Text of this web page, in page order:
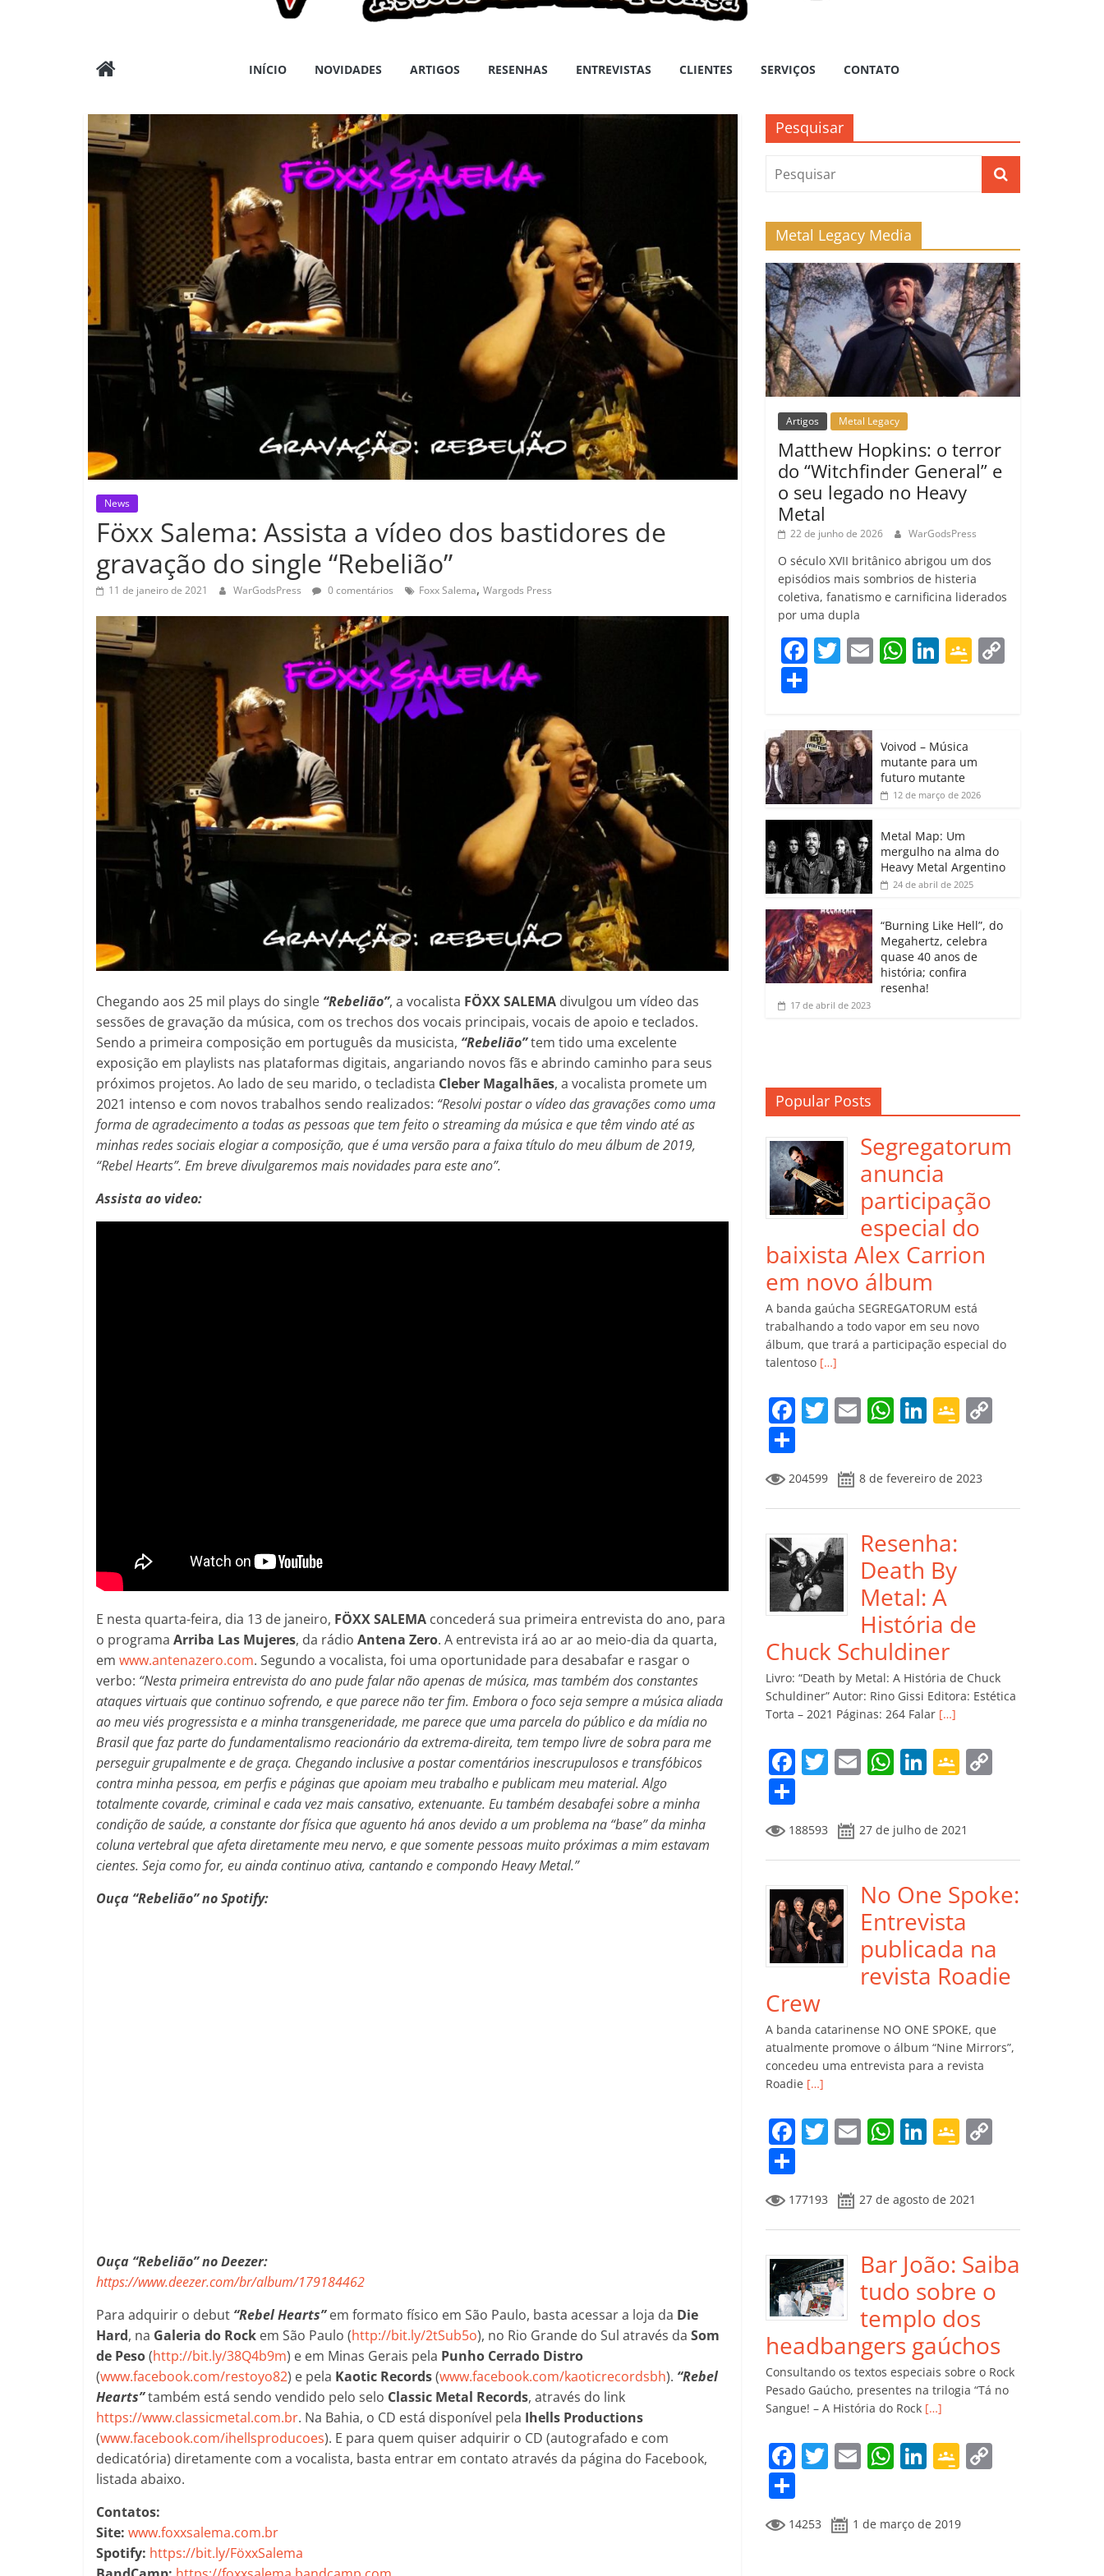
Wargods
Press
Assessoria
e
Conteúdos
INÍCIO NOVIDADES ARTIGOS RESENHAS ENTREVISTAS CLIENTES SERVIÇOS CONTATO
News
Föxx Salema: Assista a vídeo dos bastidores de
gravação do single “Rebelião”
11 de janeiro de 2021 WarGodsPress 0 comentários Foxx Salema, Wargods Press
Chegando aos 25 mil plays do single “Rebelião”, a vocalista FÖXX SALEMA divulgou um vídeo das
sessões de gravação da música, com os trechos dos vocais principais, vocais de apoio e teclados.
Sendo a primeira composição em português da musicista, “Rebelião”tem tido uma excelente
exposição em playlists nas plataformas digitais, angariando novos fãs e abrindo caminho para seus
próximos projetos. Ao lado de seu marido, o tecladista Cleber Magalhães, a vocalista promete um
2021 intenso e com novos trabalhos sendo realizados: “Resolvi postar o vídeo das gravações como uma
forma de agradecimento a todas as pessoas que tem feito o streaming da música e que têm vindo até as
minhas redes sociais elogiar a composição, que é uma versão para a faixa título do meu álbum de 2019,
“Rebel Hearts”. Em breve divulgaremos mais novidades para este ano”.
Assista ao video:
E nesta quarta-feira, dia 13 de janeiro, FÖXX SALEMA concederá sua primeira entrevista do ano, para
o programa Arriba Las Mujeres, da rádio Antena Zero. A entrevista irá ao ar ao meio-dia da quarta,
em www.antenazero.com. Segundo a vocalista, foi uma oportunidade para desabafar e rasgar o
verbo: “Nesta primeira entrevista do ano pude falar não apenas de música, mas também dos constantes
ataques virtuais que continuo sofrendo, e que parece não ter fim. Embora o foco seja sempre a música aliada
ao meu viés progressista e a minha transgeneridade, me parece que uma parcela do público e da mídia no
Brasil que faz parte do fundamentalismo reacionário da extrema-direita, tem tempo livre de sobra para me
perseguir grupalmente e de graça. Chegando inclusive a postar comentários inescrupulosos e transfóbicos
contra minha pessoa, em perfis e páginas que apoiam meu trabalho e publicam meu material. Algo
totalmente covarde, criminal e cada vez mais cansativo, extenuante. Eu também desabafei sobre a minha
condição de saúde, a constante dor física que aguento há anos devido a um problema na “base” da minha
coluna vertebral que afeta diretamente meu nervo, e que somente pessoas muito próximas a mim estavam
cientes. Seja como for, eu ainda continuo ativa, cantando e compondo Heavy Metal.”
Ouça “Rebelião” no Spotify:
Ouça “Rebelião” no Deezer:
https://www.deezer.com/br/album/179184462
Para adquirir o debut “Rebel Hearts”em formato físico em São Paulo, basta acessar a loja da Die
Hard, na Galeria do Rock em São Paulo (http://bit.ly/2tSub5o), no Rio Grande do Sul através da Som
de Peso(http://bit.ly/38Q4b9m) e em Minas Gerais pela Punho Cerrado Distro
(www.facebook.com/restoyo82) e pela Kaotic Records(www.facebook.com/kaoticrecordsbh). “Rebel
Hearts”também está sendo vendido pelo selo Classic Metal Records, através do link
https://www.classicmetal.com.br. Na Bahia, o CD está disponível pela Ihells Productions
(www.facebook.com/ihellsproducoes). E para quem quiser adquirir o CD (autografado e com
dedicatória) diretamente com a vocalista, basta entrar em contato através da página do Facebook,
listada abaixo.
Contatos:
Site: www.foxxsalema.com.br
Spotify: https://bit.ly/FöxxSalema
Pesquisar
Metal Legacy Media
Artigos Metal Legacy
Matthew Hopkins: o terror
do “Witchfinder General” e
o seu legado no Heavy
Metal
22 de junho de 2026 WarGodsPress
O século XVII britânico abrigou um dos
episódios mais sombrios de histeria
coletiva, fanatismo e carnificina liderados
por uma dupla
F
e
b
o
o
k
T
er
E W
A
p
p
Li
dI
n
G
e
a
ro
o
m
m
p
ar
til
h
ar
Voivod – Música
mutante para um
futuro mutante
12 de março de 2026
Metal Map: Um
mergulho na alma do
Heavy Metal Argentino
24 de abril de 2025
“Burning Like Hell”, do
Megahertz, celebra
quase 40 anos de
história; confira
resenha!
17 de abril de 2023
Popular Posts
Segregatorum
anuncia
participação
especial do
baixista Alex Carrion
em novo álbum
A banda gaúcha SEGREGATORUM está
trabalhando a todo vapor em seu novo
álbum, que trará a participação especial do
talentoso […]
F
e
b
o
o
k
T
itt
er
E
l
W
s
A
p
p
Li
e
dI
n
G
gl
e
ro
m
Li
o
m
p
ar
til
h
ar
204599 8 de fevereiro de 2023
Resenha:
Death By
Metal: A
História de
Chuck Schuldiner
Livro: “Death by Metal: A História de Chuck
Schuldiner” Autor: Rino Gissi Editora: Estética
Torta – 2021 Páginas: 264 Falar […]
F
e
b
o
o
k
T
itt
er
E
l
W
s
A
p
p
Li
e
dI
n
G
gl
e
Cl
a
ss
ro
m
Li
n
o
m
p
ar
til
h
ar
188593 27 de julho de 2021
No One Spoke:
Entrevista
publicada na
revista Roadie
Crew
A banda catarinense NO ONE SPOKE, que
atualmente promove o álbum “Nine Mirrors”,
concedeu uma entrevista para a revista
Roadie […]
F
e
b
o
o
k
T
itt
er
E
l
W
s
A
p
p
Li
e
dI
n
G
gl
e
Cl
a
ss
ro
o
m
Li
n
k
o
m
p
ar
til
h
ar
177193 27 de agosto de 2021
Bar João: Saiba
tudo sobre o
templo dos
headbangers gaúchos
Consultando os textos especiais sobre o Rock
Pesado Gaúcho, presentes na trilogia “Tá no
Sangue! – A História do Rock […]
F
e
T
itt
er
E
l
W
s
Li
e
G
gl
o
m
14253 1 de março de 2019